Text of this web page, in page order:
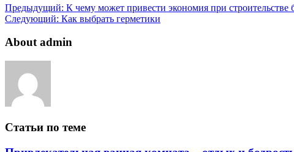
Предыдущий: К чему может привести экономия при строительстве
Следующий: Как выбрать герметики
About admin
Статьи по теме